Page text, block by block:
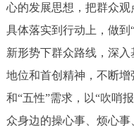
心的发展思想，把群众观
具体落实到行动上，做
新形势下群众路线，深
地位和首创精神，不断
和“五性”需求，以“吹哨
众身边的操心事、烦心事